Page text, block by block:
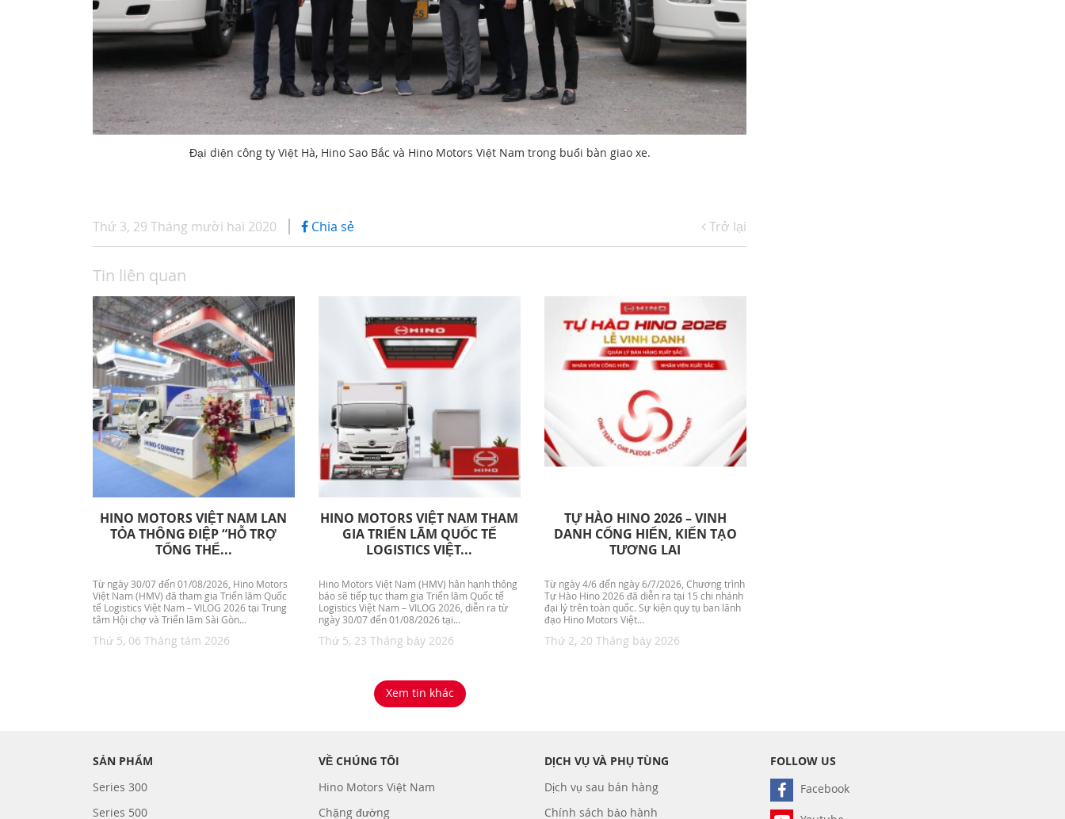
Đại diện công ty Việt Hà, Hino Sao Bắc và Hino Motors Việt Nam trong buổi bàn giao xe.
Thứ 3, 29 Tháng mười hai 2020 Chia sẻ Trở lại
Tin liên quan
HINO MOTORS VIỆT NAM LAN
TỎA THÔNG ĐIỆP “HỖ TRỢ
TỔNG THỂ...
Từ ngày 30/07 đến 01/08/2026, Hino Motors
Việt Nam (HMV) đã tham gia Triển lãm Quốc
tế Logistics Việt Nam – VILOG 2026 tại Trung
tâm Hội chợ và Triển lãm Sài Gòn...
Thứ 5, 06 Tháng tám 2026
HINO MOTORS VIỆT NAM THAM
GIA TRIỂN LÃM QUỐC TẾ
LOGISTICS VIỆT...
Hino Motors Việt Nam (HMV) hân hạnh thông
báo sẽ tiếp tục tham gia Triển lãm Quốc tế
Logistics Việt Nam – VILOG 2026, diễn ra từ
ngày 30/07 đến 01/08/2026 tại...
Thứ 5, 23 Tháng bảy 2026
TỰ HÀO HINO 2026 – VINH
DANH CỐNG HIẾN, KIẾN TẠO
TƯƠNG LAI
Từ ngày 4/6 đến ngày 6/7/2026, Chương trình
Tự Hào Hino 2026 đã diễn ra tại 15 chi nhánh
đại lý trên toàn quốc. Sự kiện quy tụ ban lãnh
đạo Hino Motors Việt...
Thứ 2, 20 Tháng bảy 2026
Xem tin khác
SẢN PHẨM
Series 300
Series 500
VỀ CHÚNG TÔI
Hino Motors Việt Nam
Chặng đường
DỊCH VỤ VÀ PHỤ TÙNG
Dịch vụ sau bán hàng
Chính sách bảo hành
FOLLOW US
Facebook